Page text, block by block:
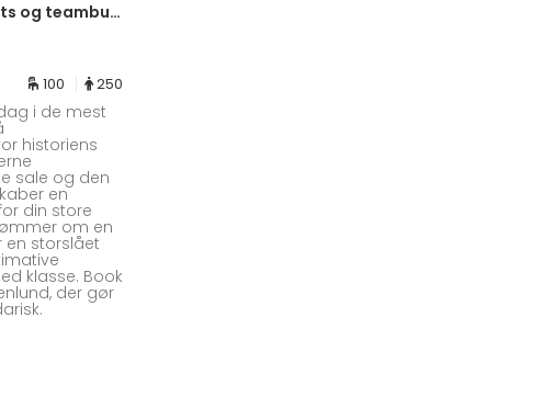
The Tribe - Firmaevents og teambuildingbureau med base på Charlottenlund Slot
100 250
i de mest
historiens
sale og den
en
din store
om en
en storslået
klasse. Book
der gør